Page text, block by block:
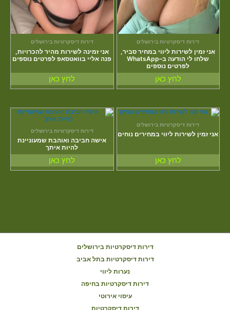
דירות דיסקרטיות בירושלים
אני זמין לשירות ליווי במחיר סביר,
שלחו לי הודעה ב–WhatsApp
לפרטים נוספים
לחץ כאן
דירות דיסקרטיות בירושלים
אני זמינה לשירות מהיר להכרויות,
פנה אליי בוואטסאפ לפרטים נוספים
לחץ כאן
דירות דיסקרטיות בירושלים
אני זמין לשירות ליווי במחירים נוחים
לחץ כאן
דירות דיסקרטיות בירושלים
אישה חביבה ואוהבת שמעוניינת
להיות איתך
לחץ כאן
דירות דיסקרטיות בירושלים
דירות דיסקרטיות בתל אביב
נערות ליווי
דירות דיסקרטיות בחיפה
עיסוי אירוטי
דירות דיסקרטיות